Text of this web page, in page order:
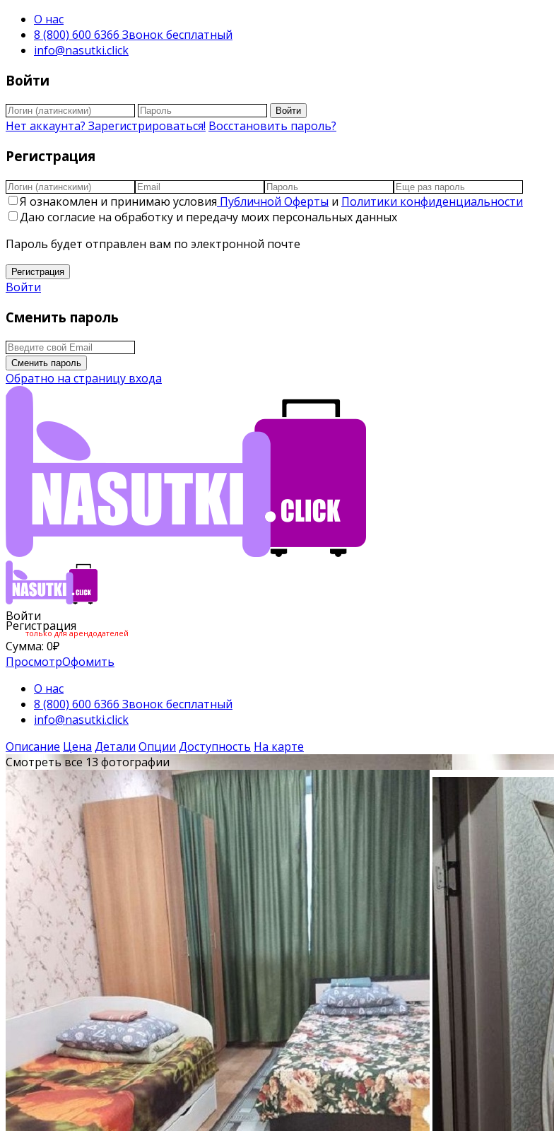
О нас
8 (800) 600 6366 Звонок бесплатный
info@nasutki.click
Войти
Войти
Нет аккаунта? Зарегистрироваться! Восстановить пароль?
Регистрация
Я ознакомлен и принимаю условия Публичной Оферты и Политики конфиденциальности
Даю согласие на обработку и передачу моих персональных данных
Пароль будет отправлен вам по электронной почте
Регистрация
Войти
Сменить пароль
Сменить пароль
Обратно на страницу входа
Войти
Регистрация
только для арендодателей
Сумма: 0₽
ПросмотрОфомить
О нас
8 (800) 600 6366 Звонок бесплатный
info@nasutki.click
Описание Цена Детали Опции Доступность На карте
Смотреть все 13 фотографии